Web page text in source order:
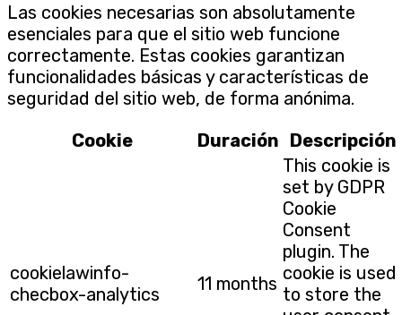
Las cookies necesarias son absolutamente
esenciales para que el sitio web funcione
correctamente. Estas cookies garantizan
funcionalidades básicas y características de
seguridad del sitio web, de forma anónima.
Cookie
Duración Descripción
cookielawinfo-
checbox-analytics
11 months
This cookie is
set by GDPR
Cookie
Consent
plugin. The
cookie is used
to store the